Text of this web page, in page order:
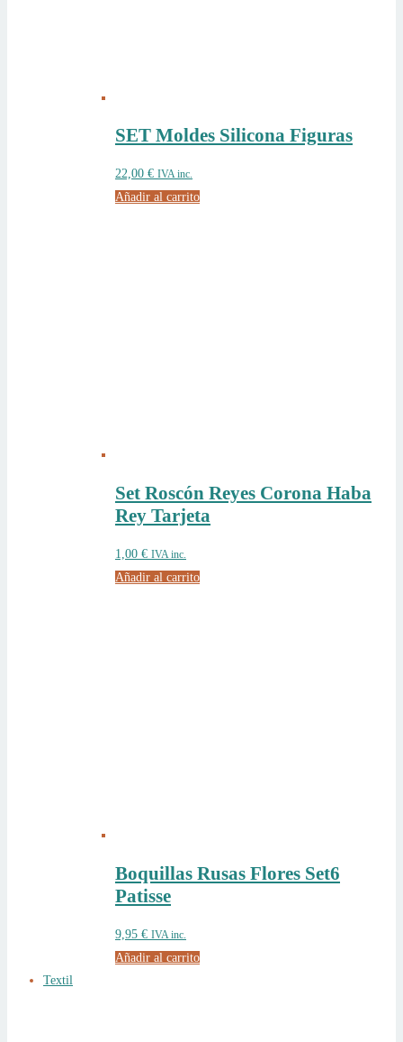
SET Moldes Silicona Figuras
22,00 € IVA inc.
Añadir al carrito
Set Roscón Reyes Corona Haba
Rey Tarjeta
1,00 € IVA inc.
Añadir al carrito
Boquillas Rusas Flores Set6
Patisse
9,95 € IVA inc.
Añadir al carrito
Textil